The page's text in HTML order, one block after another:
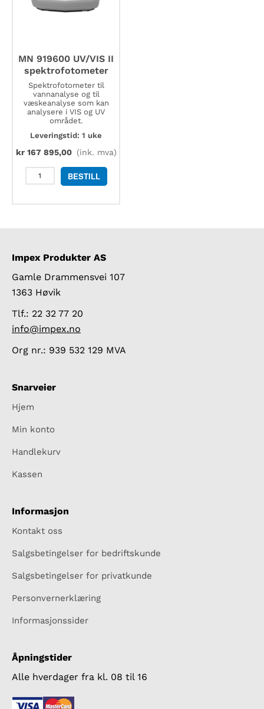
MN 919600 UV/VIS II
spektrofotometer
Spektrofotometer til
vannanalyse og til
væskeanalyse som kan
analysere i VIS og UV
området.
Leveringstid: 1 uke
kr167 895,00 (ink. mva)
MN
919600
BESTILL
Impex Produkter AS
Gamle Drammensvei 107
1363 Høvik
Tlf.: 22 32 77 20
info@impex.no
Org nr.: 939 532 129 MVA
Snarveier
Hjem
Min konto
Handlekurv
Kassen
Informasjon
Kontakt oss
Salgsbetingelser for bedriftskunde
Salgsbetingelser for privatkunde
Personvernerklæring
Informasjonssider
Åpningstider
Alle hverdager fra kl. 08 til 16